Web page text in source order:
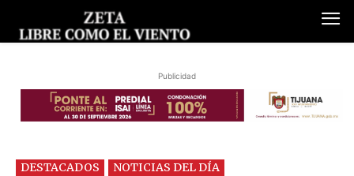
Publicidad
DESTACADOS NOTICIAS DEL DÍA